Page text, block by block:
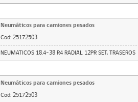
Neumáticos para camiones pesados
Cod: 25172503
NEUMATICOS 18.4-38 R4 RADIAL 12PR SET, TRASEROS
Neumáticos para camiones pesados
Cod: 25172503